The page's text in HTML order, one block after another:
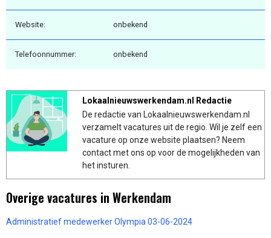
Website: onbekend
Telefoonnummer: onbekend
Lokaalnieuwswerkendam.nl Redactie
De redactie van Lokaalnieuwswerkendam.nl
verzamelt vacatures uit de regio. Wil je zelf een
vacature op onze website plaatsen? Neem
contact met ons op voor de mogelijkheden van
het insturen.
Overige vacatures in Werkendam
Administratief medewerker Olympia 03-06-2024